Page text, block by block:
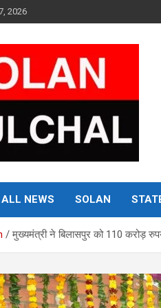
2026
Hulchal
All Over Himachal
ALL NEWS SOLAN
मुख्यमंत्री ने बिलासपुर को 110 करोड़